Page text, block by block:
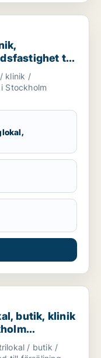
eller
till
klinik /
Stockholm
klinik eller garage till
butik, klinik
/ butik /